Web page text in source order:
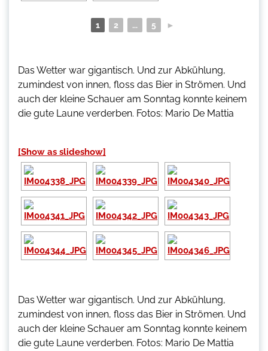
1 2 ... 5 ►
Das Wetter war gigantisch. Und zur Abkühlung,
zumindest von innen, floss das Bier in Strömen. Und
auch der kleine Schauer am Sonntag konnte keinem
die gute Laune verderben. Fotos: Mario De Mattia
[Show as slideshow]
Das Wetter war gigantisch. Und zur Abkühlung,
zumindest von innen, floss das Bier in Strömen. Und
auch der kleine Schauer am Sonntag konnte keinem
die gute Laune verderben. Fotos: Mario De Mattia